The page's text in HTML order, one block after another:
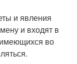
и явления
и входят в
во